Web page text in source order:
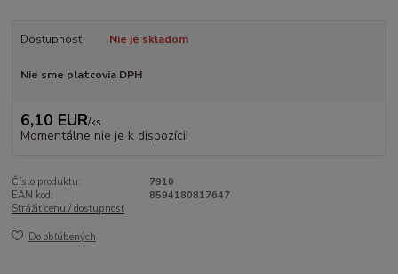
Dostupnosť Nie je skladom
Nie sme platcovia DPH
6,10 EUR/ks
Momentálne nie je k dispozícii
Číslo produktu:
7910
EAN kód:
8594180817647
Strážiť cenu / dostupnosť
Do obľúbených